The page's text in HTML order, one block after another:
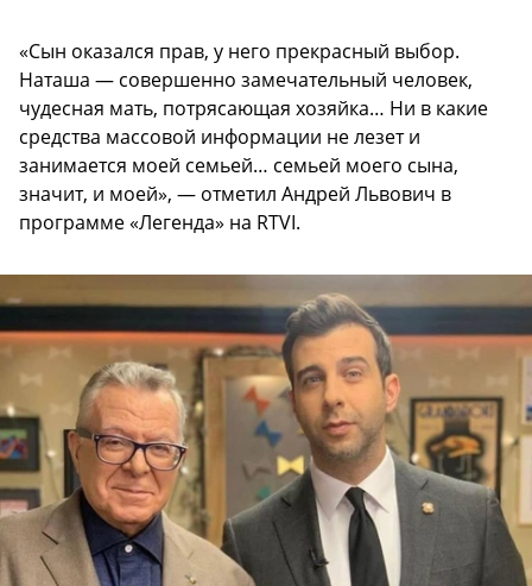
«Сын оказался прав, у него прекрасный выбор.
Наташа — совершенно замечательный человек,
чудесная мать, потрясающая хозяйка… Ни в какие
средства массовой информации не лезет и
занимается моей семьей… семьей моего сына,
значит, и моей», — отметил Андрей Львович в
программе «Легенда» на RTVI.